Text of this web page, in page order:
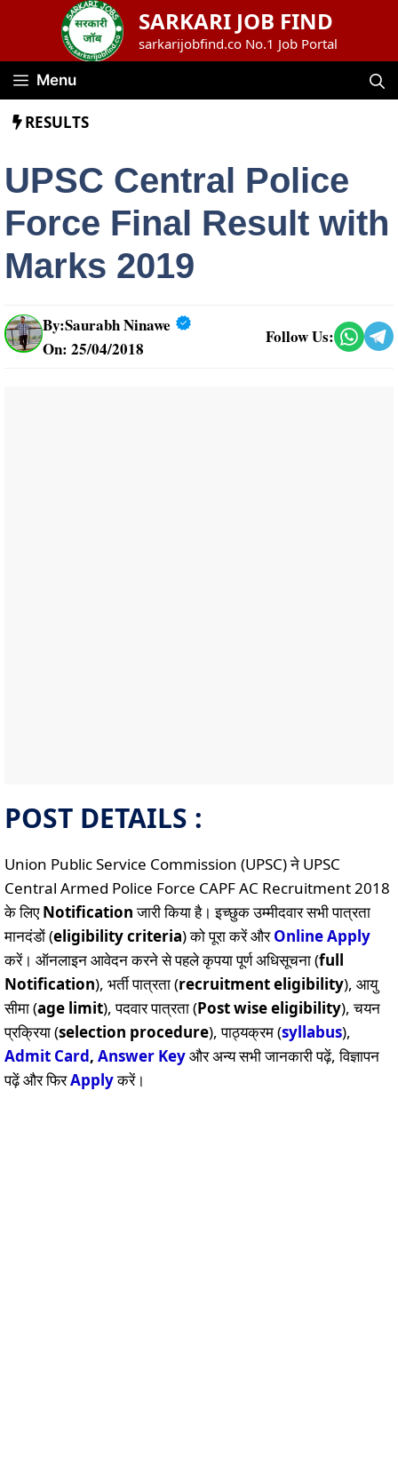
SARKARI JOB FIND
sarkarijobfind.co No.1 Job Portal
Menu
RESULTS
UPSC Central Police
Force Final Result with
Marks 2019
By:Saurabh Ninawe
On: 25/04/2018
Follow Us:
POST DETAILS :
Union Public Service Commission (UPSC) ने UPSC
Central Armed Police Force CAPF AC Recruitment 2018
के लिएNotificationजारी किया है। इच्छुक उम्मीदवार सभी पात्रता
मानदंडों (eligibility criteria) को पूरा करें औरOnlineApply
करें। ऑनलाइन आवेदन करने से पहले कृपया पूर्ण अधिसूचना (full
Notification), भर्ती पात्रता (recruitment eligibility), आयु
सीमा (age limit), पदवार पात्रता (Post wise eligibility), चयन
प्रक्रिया (selection procedure), पाठ्यक्रम (syllabus),
Admit Card, Answer Keyऔर अन्य सभी जानकारी पढ़ें, विज्ञापन
पढ़ें और फिरApplyकरें।